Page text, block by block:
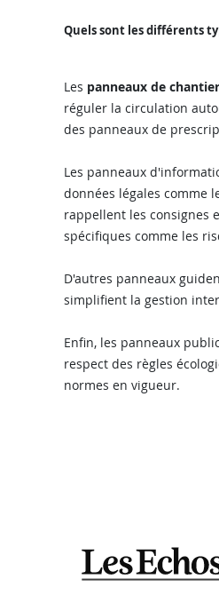
Quels sont les différents
Les panneaux de chantier
réguler la circulation
des panneaux de
Les panneaux
données légales comme
rappellent les consignes
spécifiques comme les
D'autres panneaux
simplifient la gestion
Enfin, les panneaux
respect des règles
normes en vigueur.